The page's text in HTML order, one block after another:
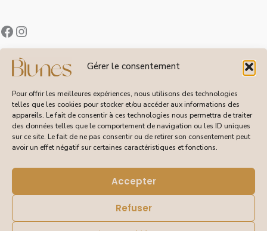
Gérer le consentement
Pour offrir les meilleures expériences, nous utilisons des technologies
telles que les cookies pour stocker et/ou accéder aux informations des
appareils. Le fait de consentir à ces technologies nous permettra de traiter
des données telles que le comportement de navigation ou les ID uniques
sur ce site. Le fait de ne pas consentir ou de retirer son consentement peut
avoir un effet négatif sur certaines caractéristiques et fonctions.
Accepter
Refuser
Contact
À Propos de Blunes
CGV
Livraisons et Retours
Mentions Légales
Politique de Confidentialité